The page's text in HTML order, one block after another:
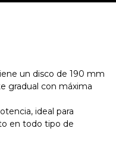
un disco de 190 mm
gradual con máxima
ideal para
en todo tipo de